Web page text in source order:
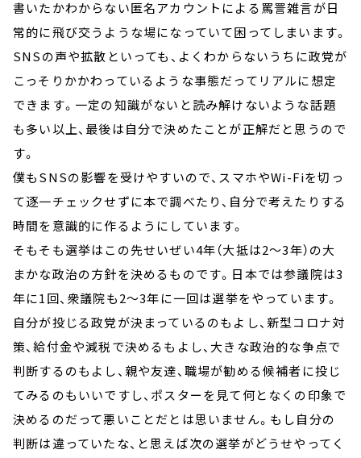
書いたかわからない匿名アカウントによる罵詈雑言が日
常的に飛び交うような場になっていて困ってしまいます。
SNSの声や拡散といっても、よくわからないうちに政党が
こっそりかかわっているような事態だってリアルに想定
できます。一定の知識がないと読み解けないような話題
も多い以上、最後は自分で決めたことが正解だと思うので
す。
僕もSNSの影響を受けやすいので、スマホやWi-Fiを切っ
て逐一チェックせずに本で調べたり、自分で考えたりする
時間を意識的に作るようにしています。
そもそも選挙はこの先せいぜい4年（大抵は2～3年）の大
まかな政治の方針を決めるものです。日本では参議院は3
年に1回、衆議院も2～3年に一回は選挙をやっています。
自分が投じる政党が決まっているのもよし、新型コロナ対
策、給付金や減税で決めるもよし、大きな政治的な争点で
判断するのもよし、親や友達、職場が勧める候補者に投じ
てみるのもいいですし、ポスターを見て何となくの印象で
決めるのだって悪いことだとは思いません。もし自分の
判断は違っていたな、と思えば次の選挙がどうせやってく